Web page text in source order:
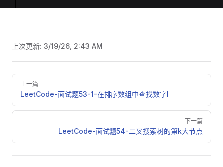
上次更新: 3/19/26, 2:43 AM
Pager
上一篇
LeetCode-面试题53-1-在排序数组中查找数字I
下一篇
LeetCode-面试题54-二叉搜索树的第k大节点